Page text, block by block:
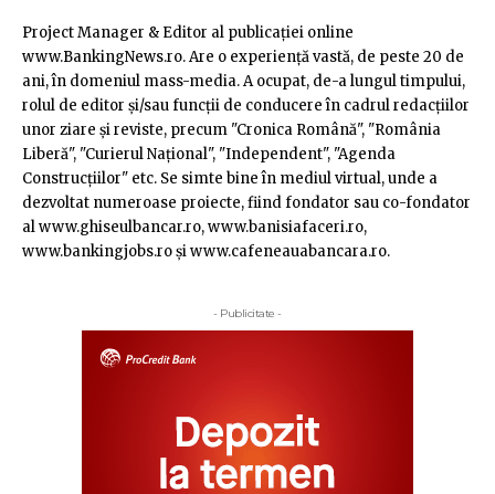
Project Manager & Editor al publicaţiei online
www.BankingNews.ro. Are o experienţă vastă, de peste 20 de
ani, în domeniul mass-media. A ocupat, de-a lungul timpului,
rolul de editor şi/sau funcţii de conducere în cadrul redacţiilor
unor ziare şi reviste, precum "Cronica Română", "România
Liberă", "Curierul Naţional", "Independent", "Agenda
Construcţiilor" etc. Se simte bine în mediul virtual, unde a
dezvoltat numeroase proiecte, fiind fondator sau co-fondator
al www.ghiseulbancar.ro, www.banisiafaceri.ro,
www.bankingjobs.ro şi www.cafeneauabancara.ro.
- Publicitate -